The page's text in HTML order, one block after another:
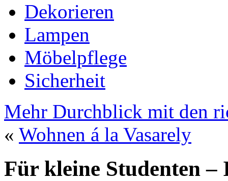
Dekorieren
Lampen
Möbelpflege
Sicherheit
Mehr Durchblick mit den
« Wohnen á la Vasarely
Für kleine Studenten –